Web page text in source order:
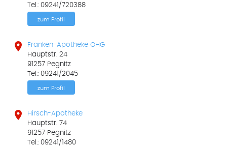
Tel.: 09241/720388
zum Profil

Franken-Apotheke OHG
Hauptstr. 24
91257 Pegnitz
Tel.: 09241/2045
zum Profil

Hirsch-Apotheke
Hauptstr. 74
91257 Pegnitz
Tel.: 09241/1480